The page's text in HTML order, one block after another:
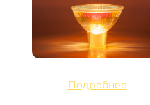
Подробнее